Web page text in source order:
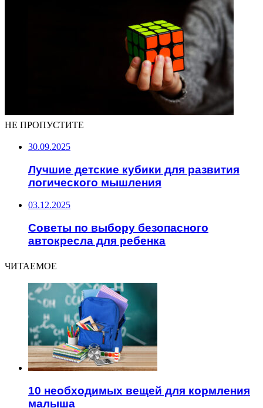
НЕ ПРОПУСТИТЕ
30.09.2025
Лучшие детские кубики для развития
логического мышления
03.12.2025
Советы по выбору безопасного
автокресла для ребенка
ЧИТАЕМОЕ
10 необходимых вещей для кормления
малыша